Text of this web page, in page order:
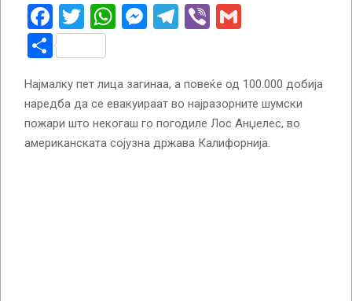
Facebook
Twitter
WhatsApp
Messenger
Telegram
Viber
Share
Најмалку пет лица загинаа, а повеќе од 100.000 добија
наредба да се евакуираат во најразорните шумски
пожари што некогаш го погодиле Лос Анџелес, во
американската сојузна држава Калифорнија.